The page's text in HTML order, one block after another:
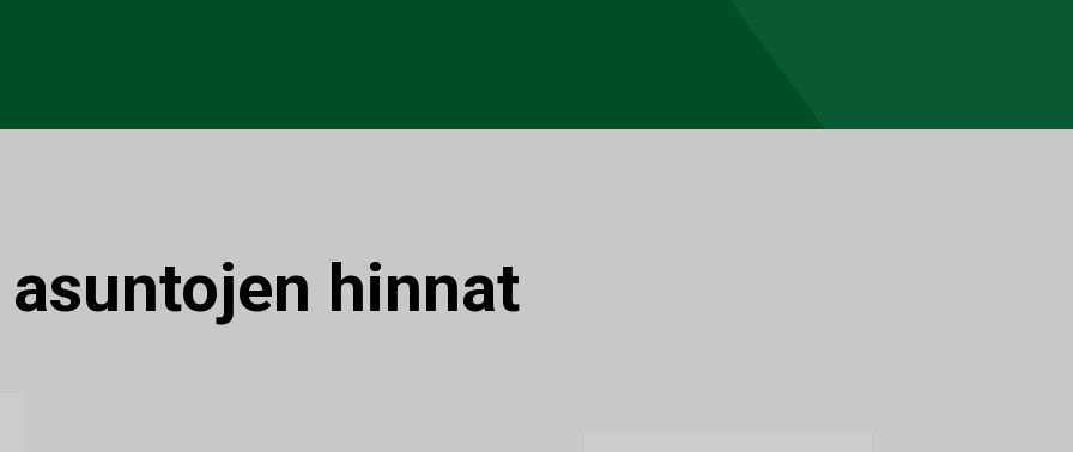
asuntojen hinnat